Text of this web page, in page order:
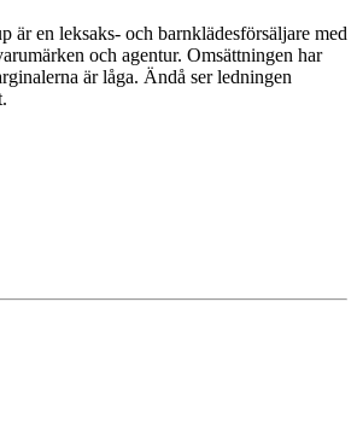
är en leksaks- och barnklädesförsäljare med
och agentur. Omsättningen har
är låga. Ändå ser ledningen